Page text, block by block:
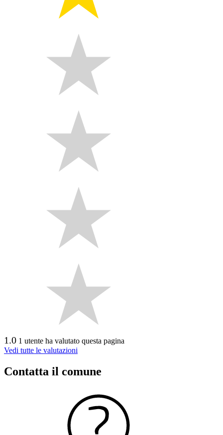
1.0 1 utente ha valutato questa pagina
Vedi tutte le valutazioni
Contatta il comune